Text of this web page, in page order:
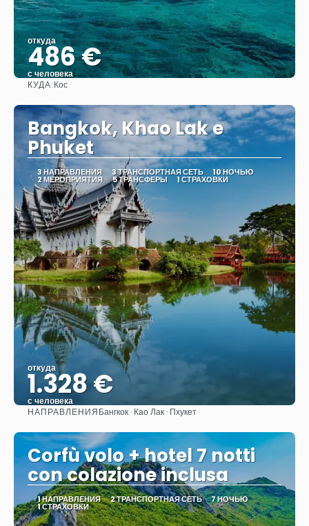
откуда
486 €
с человека
КУДА:Кос
Bangkok, Khao Lak e
Phuket
3 НАПРАВЛЕНИЯ 3 ТРАНСПОРТНАЯ СЕТЬ 10 НОЧЬЮ
2 МЕРОПРИЯТИЯ 5 ТРАНСФЕРЫ 1 СТРАХОВКИ
откуда
1.328 €
с человека
Видеть
НАПРАВЛЕНИЯБангкок · Као Лак · Пхукет
Corfù volo + hotel 7 notti
con colazione inclusa
1 НАПРАВЛЕНИЯ 2 ТРАНСПОРТНАЯ СЕТЬ 7 НОЧЬЮ
1 СТРАХОВКИ